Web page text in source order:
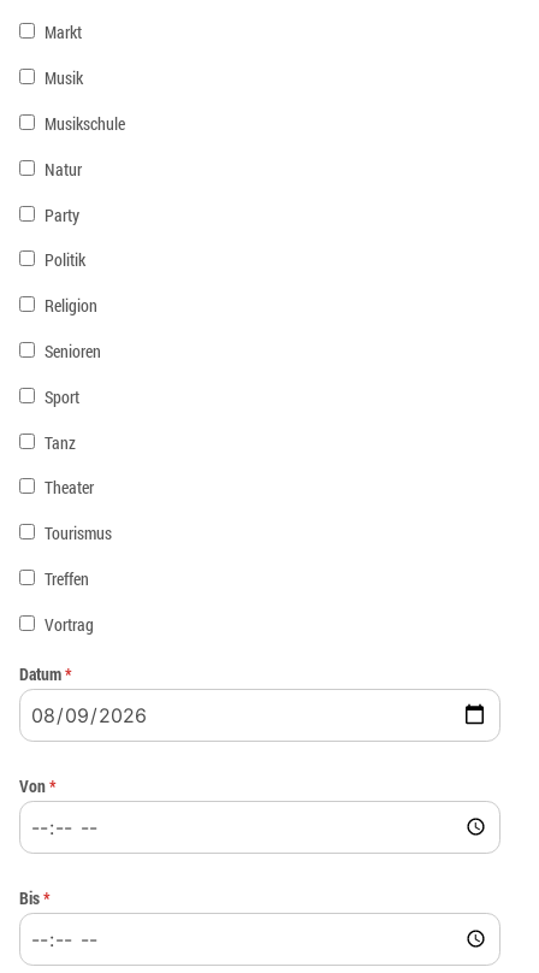
Markt
Musik
Musikschule
Natur
Party
Politik
Religion
Senioren
Sport
Tanz
Theater
Tourismus
Treffen
Vortrag
Datum*
Von*
Bis*